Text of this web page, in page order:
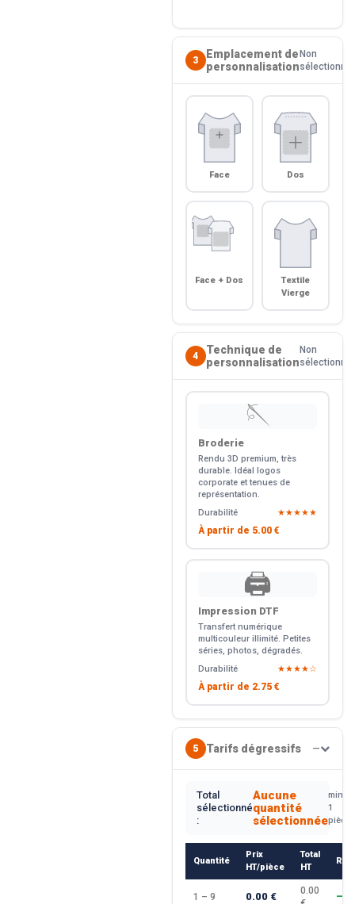
3
Emplacement de
personnalisation
Non
sélectionné
Face Dos
Face + Dos
Textile
Vierge
4
Technique de
personnalisation
Non
sélectionné
🪡
Broderie
Rendu 3D premium, très
durable. Idéal logos
corporate et tenues de
représentation.
Durabilité
★★★★★
À partir de 5.00 €
🖨️
Impression DTF
Transfert numérique
multicouleur illimité. Petites
séries, photos, dégradés.
Durabilité
★★★★☆
À partir de 2.75 €
5 Tarifs dégressifs —
Total
sélectionné
:
Aucune
quantité
sélectionnée
min.
1
pièce
Quantité
Prix
HT/pièce
Total
HT
1 – 9 0.00 €
0.00
—